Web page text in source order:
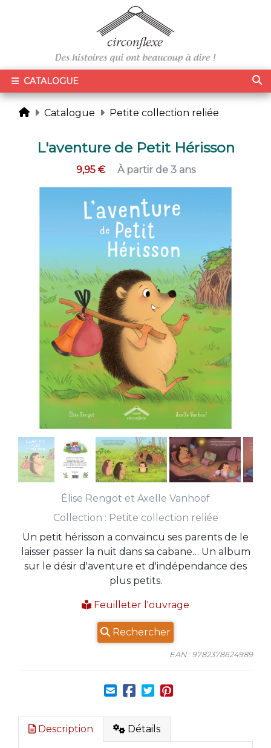
CATALOGUE
Catalogue Petite collection reliée
L'aventure de Petit Hérisson
9,95 € À partir de 3 ans
Élise Rengot et Axelle Vanhoof
Collection : Petite collection reliée
Un petit hérisson a convaincu ses parents de le
laisser passer la nuit dans sa cabane… Un album
sur le désir d'aventure et d'indépendance des
plus petits.
Feuilleter l'ouvrage
Rechercher
EAN : 9782378624989
Description Détails